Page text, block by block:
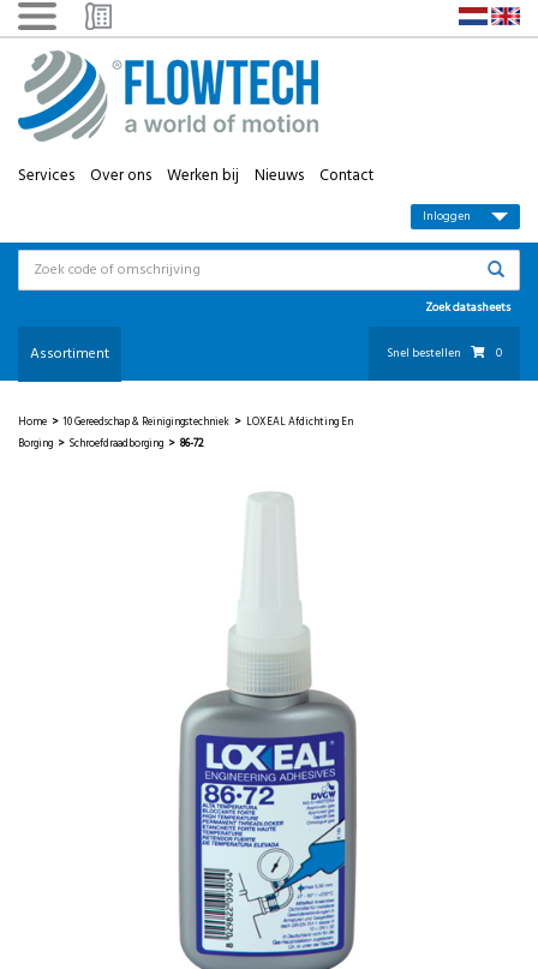
Services Over ons Werken bij Nieuws Contact
Inloggen
Assortiment
Zoek datasheets
Snel bestellen 0
Home > 10 Gereedschap & Reinigingstechniek > LOXEAL Afdichting En
Borging > Schroefdraadborging > 86-72